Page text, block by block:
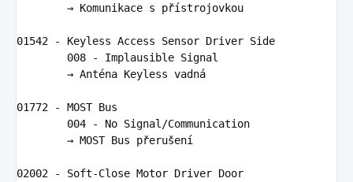
        →
Komunikace s přístrojovkou
01542 - Keyless Access Sensor Driver Side
008
- Implausible Signal
        →
Anténa Keyless vadná
01772 - MOST Bus
004
- No Signal /Communication
        →
MOST Bus přerušení
02002 - Soft-Close Motor Driver Door